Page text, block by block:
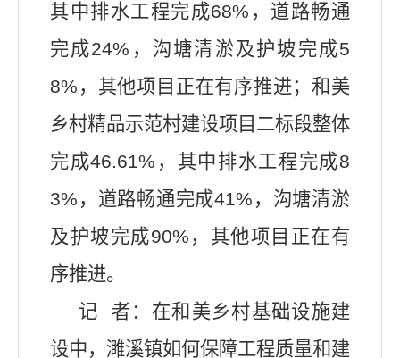
其中排水工程完成68% ，道路畅通
完成24% ，沟塘清淤及护坡完成5
8% ，其他项目正在有序推进；和美
乡村精品示范村建设项目二标段整体
完成46.61% ，其中排水工程完成8
3% ，道路畅通完成41% ，沟塘清淤
及护坡完成90% ，其他项目正在有
序推进。
记
者：在和美乡村基础设施建
设中，濉溪镇如何保障工程质量和建